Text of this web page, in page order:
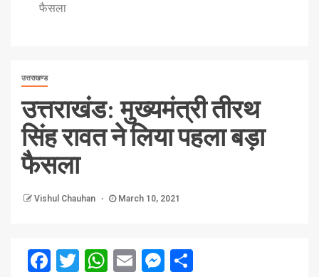
फैसला
उत्तराखण्ड
उत्तराखंड: मुख्यमंत्री तीरथ
सिंह रावत ने लिया पहला बड़ा
फैसला
Vishul Chauhan March 10, 2021
Facebook
Twitter
WhatsApp
EmailMessenger